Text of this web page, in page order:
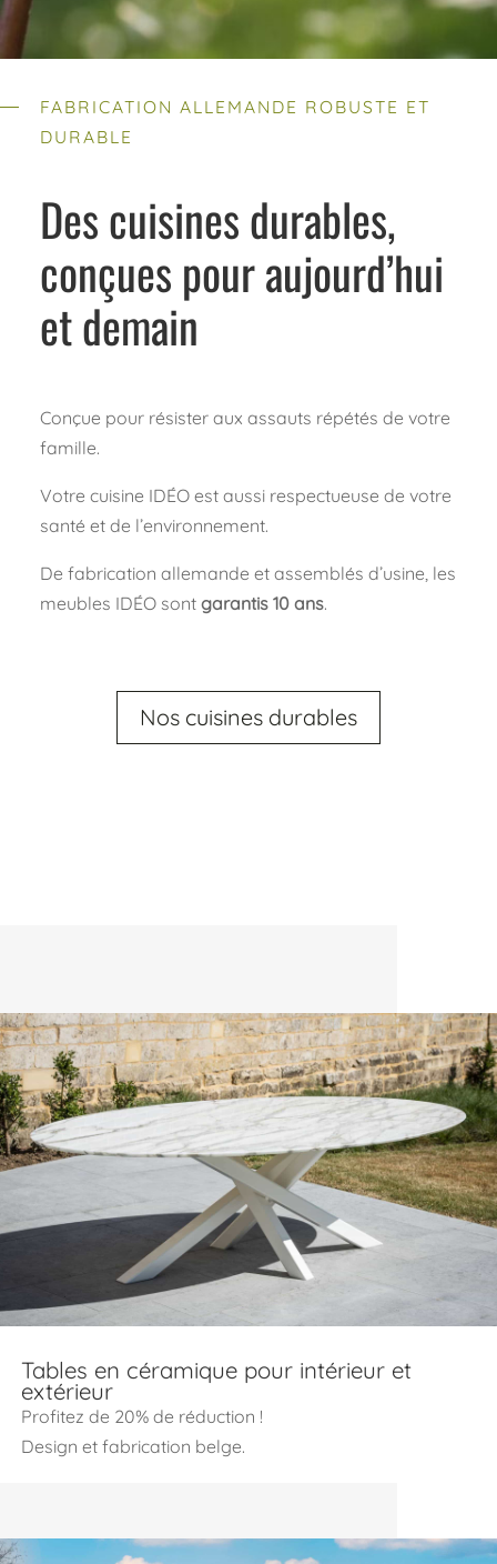
FABRICATION ALLEMANDE ROBUSTE ET
DURABLE
Des cuisines durables,
conçues pour aujourd’hui
et demain
Conçue pour résister aux assauts répétés de votre
famille.
Votre cuisine IDÉO est aussi respectueuse de votre
santé et de l’environnement.
De fabrication allemande et assemblés d’usine, les
meubles IDÉO sont garantis 10 ans.
Nos cuisines durables
Tables en céramique pour intérieur et
extérieur
Profitez de 20% de réduction !
Design et fabrication belge.